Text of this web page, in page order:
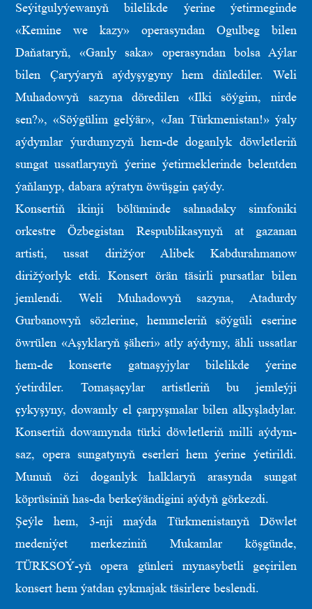
Seýitgulyýewanyň bilelikde ýerine ýetirmeginde
«Kemine we kazy» operasyndan Ogulbeg bilen
Daňataryň, «Ganly saka» operasyndan bolsa Aýlar
bilen Çaryýaryň aýdyşygyny hem diňlediler. Weli
Muhadowyň sazyna döredilen «Ilki söýgim, nirde
sen?», «Söýgülim gelýär», «Jan Türkmenistan!» ýaly
aýdymlar ýurdumyzyň hem-de doganlyk döwletleriň
sungat ussatlarynyň ýerine ýetirmeklerinde belentden
ýaňlanyp, dabara aýratyn öwüşgin çaýdy.
Konsertiň ikinji bölüminde sahnadaky simfoniki
orkestre Özbegistan Respublikasynyň at gazanan
artisti, ussat dirižýor Alibek Kabdurahmanow
dirižýorlyk etdi. Konsert örän täsirli pursatlar bilen
jemlendi. Weli Muhadowyň sazyna, Atadurdy
Gurbanowyň sözlerine, hemmeleriň söýgüli eserine
öwrülen «Aşyklaryň şäheri» atly aýdymy, ähli ussatlar
hem-de konserte gatnaşyjylar bilelikde ýerine
ýetirdiler. Tomaşaçylar artistleriň bu jemleýji
çykyşyny, dowamly el çarpyşmalar bilen alkyşladylar.
Konsertiň dowamynda türki döwletleriň milli aýdym-
saz, opera sungatynyň eserleri hem ýerine ýetirildi.
Munuň özi doganlyk halklaryň arasynda sungat
köprüsiniň has-da berkeýändigini aýdyň görkezdi.
Şeýle hem, 3-nji maýda Türkmenistanyň Döwlet
medeniýet merkeziniň Mukamlar köşgünde,
TÜRKSOÝ-yň opera günleri mynasybetli geçirilen
konsert hem ýatdan çykmajak täsirlere beslendi.